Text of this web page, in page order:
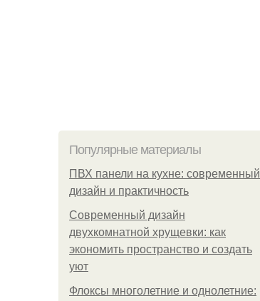
Популярные материалы
ПВХ панели на кухне: современный
дизайн и практичность
Современный дизайн
двухкомнатной хрущевки: как
экономить пространство и создать
уют
Флоксы многолетние и однолетние: